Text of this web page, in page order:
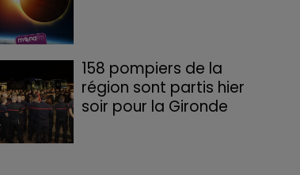
158 pompiers de la
région sont partis hier
soir pour la Gironde